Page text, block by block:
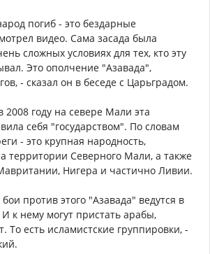
погиб - это бездарные
видео. Сама засада была
сложных условиях для тех, кто эту
Это ополчение "Азавада",
- сказал он в беседе с Царьградом.
году на севере Мали эта
себя "государством". По словам
- это крупная народность,
территории Северного Мали, а также
Нигера и частично Ливии.
против этого "Азавада" ведутся в
к нему могут пристать арабы,
То есть исламистские группировки, -